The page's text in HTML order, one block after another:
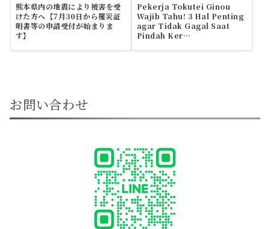
熊本県内の地震により被害を受
けた方へ【7月30日から罹災証
明書等の申請受付が始まりま
す】
Pekerja Tokutei Ginou
Wajib Tahu! 3 Hal Penting
agar Tidak Gagal Saat
Pindah Ker…
お問い合わせ